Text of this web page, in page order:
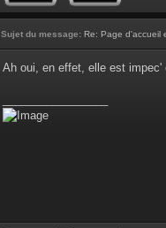
Sujet du message: Re: Page d'accueil
Ah oui, en effet, elle est impec'